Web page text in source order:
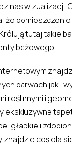
nas wizualizacji.
że
tutaj takie
beżowego.
barwach jak i
roślinnymi i
ekskluzywne
gładkie i
znajdzie coś dla